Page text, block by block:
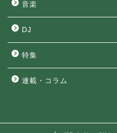
音楽
DJ
特集
連載・コラム